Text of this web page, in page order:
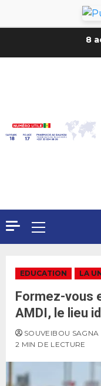
8
EDUCATION LA
Formez-vous
AMDI, le lieu
SOUVEIBOU SAGNA
2 MIN DE LECTURE